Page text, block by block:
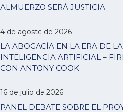
ALMUERZO SERÁ JUSTICIA
4 de agosto de 2026
LA ABOGACÍA EN LA ERA DE LA
INTELIGENCIA ARTIFICIAL –
CON ANTONY COOK
16 de julio de 2026
PANEL DEBATE SOBRE EL